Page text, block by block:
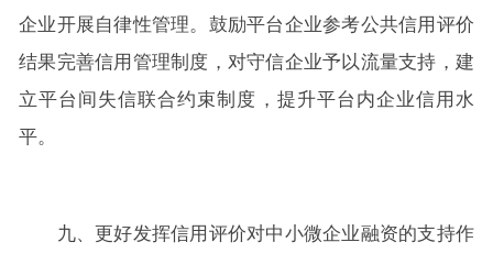
企业开展自律性管理。鼓励平台企业参考公共信用评价
结果完善信用管理制度，对守信企业予以流量支持，建
立平台间失信联合约束制度，提升平台内企业信用水
平。
九、更好发挥信用评价对中小微企业融资的支持作